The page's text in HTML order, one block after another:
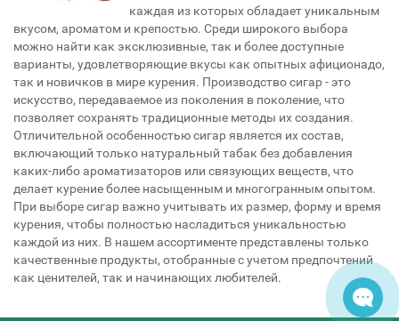
каждая из которых обладает уникальным
вкусом, ароматом и крепостью. Среди широкого выбора
можно найти как эксклюзивные, так и более доступные
варианты, удовлетворяющие вкусы как опытных афиционадо,
так и новичков в мире курения. Производство сигар - это
искусство, передаваемое из поколения в поколение, что
позволяет сохранять традиционные методы их создания.
Отличительной особенностью сигар является их состав,
включающий только натуральный табак без добавления
каких-либо ароматизаторов или связующих веществ, что
делает курение более насыщенным и многогранным опытом.
При выборе сигар важно учитывать их размер, форму и время
курения, чтобы полностью насладиться уникальностью
каждой из них. В нашем ассортименте представлены только
качественные продукты, отобранные с учетом предпочтений
как ценителей, так и начинающих любителей.